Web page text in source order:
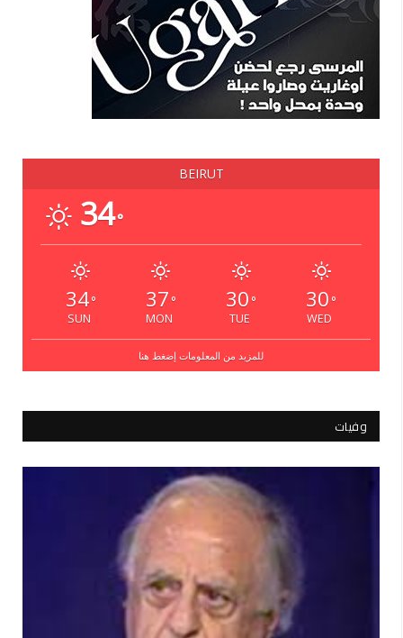
BEIRUT
34°
34°
SUN
37 °
MON
30 °
TUE
30 °
WED
للمزيد من المعلومات إضغط هنا
وفيات